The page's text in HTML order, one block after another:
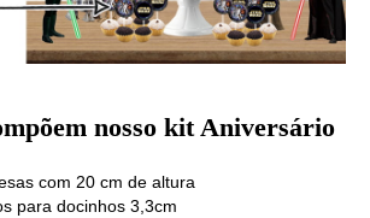
nosso kit Aniversário
com 20 cm de altura
para docinhos 3,3cm